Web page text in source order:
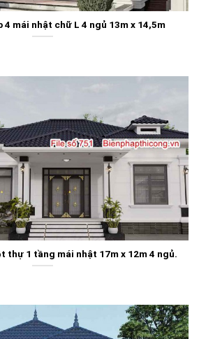
4 mái nhật chữ L 4 ngủ 13m x 14,5m
thự 1 tầng mái nhật 17m x 12m 4 ngủ.